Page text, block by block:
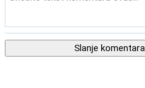
Slanje komentara